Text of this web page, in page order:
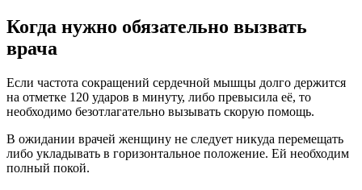
Когда нужно обязательно вызвать
врача
Если частота сокращений сердечной мышцы долго держится
на отметке 120 ударов в минуту, либо превысила её, то
необходимо безотлагательно вызывать скорую помощь.
В ожидании врачей женщину не следует никуда перемещать
либо укладывать в горизонтальное положение. Ей необходим
полный покой.